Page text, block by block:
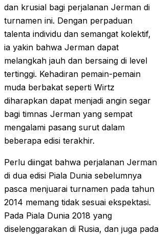
dan krusial bagi perjalanan Jerman di
turnamen ini. Dengan perpaduan
talenta individu dan semangat kolektif,
ia yakin bahwa Jerman dapat
melangkah jauh dan bersaing di level
tertinggi. Kehadiran pemain-pemain
muda berbakat seperti Wirtz
diharapkan dapat menjadi angin segar
bagi timnas Jerman yang sempat
mengalami pasang surut dalam
beberapa edisi terakhir.
Perlu diingat bahwa perjalanan Jerman
di dua edisi Piala Dunia sebelumnya
pasca menjuarai turnamen pada tahun
2014 memang tidak sesuai ekspektasi.
Pada Piala Dunia 2018 yang
diselenggarakan di Rusia, dan juga pada